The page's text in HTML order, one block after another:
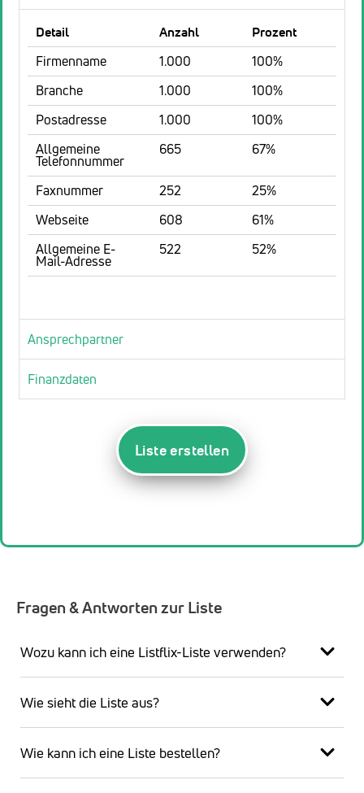
Detail Anzahl
Prozent
Firmenname
1.000
100%
Branche
1.000
100%
Postadresse
1.000
100%
Allgemeine
Telefonnummer
665 67%
Faxnummer 252
25%
Webseite
608
61%
Allgemeine E-
Mail-Adresse
522 52%
Ansprechpartner
Finanzdaten
Liste erstellen
Fragen & Antworten zur Liste
Wozu kann ich eine Listflix-Liste verwenden?
Wie sieht die Liste aus?
Wie kann ich eine Liste bestellen?